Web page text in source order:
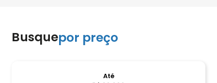
Busquepor preço
Até